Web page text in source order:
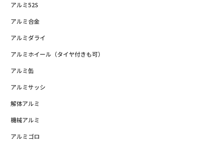
アルミ52S
アルミ合金
アルミダライ
アルミホイール（タイヤ付きも可）
アルミ缶
アルミサッシ
解体アルミ
機械アルミ
アルミゴロ